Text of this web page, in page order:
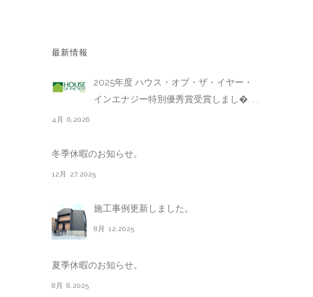
最新情報
2025年度 ハウス・オブ・ザ・イヤー・
インエナジー特別優秀賞受賞しまし�. . .
4月 6,2026
冬季休暇のお知らせ。
12月 27,2025
施工事例更新しました。
8月 12,2025
夏季休暇のお知らせ。
8月 8,2025